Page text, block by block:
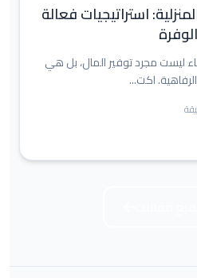
استراتيجيات فعالة
ليست مجرد توفير المال، بل هي
اكت...